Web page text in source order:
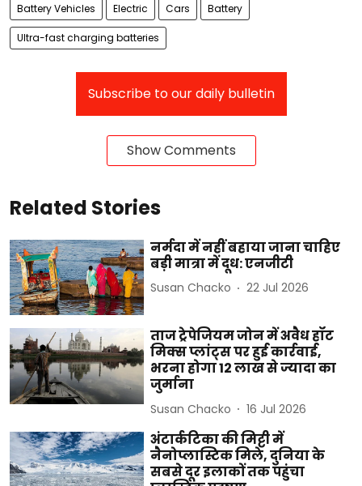
Battery Vehicles Electric Cars Battery
Ultra-fast charging batteries
Subscribe to our daily bulletin
Show Comments
Related Stories
नर्मदा में नहीं बहाया जाना चाहिए
बड़ी मात्रा में दूध: एनजीटी
Susan Chacko 22 Jul 2026
ताज ट्रेपेजियम जोन में अवैध हॉट
मिक्स प्लांट्स पर हुई कार्रवाई,
भरना होगा 12 लाख से ज्यादा का
जुर्माना
Susan Chacko 16 Jul 2026
अंटार्कटिका की मिट्टी में
नैनोप्लास्टिक मिले, दुनिया के
सबसे दूर इलाकों तक पहुंचा